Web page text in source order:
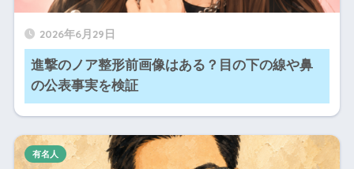
2026年6月29日
進撃のノア整形前画像はある？目の下の線や鼻
の公表事実を検証
有名人